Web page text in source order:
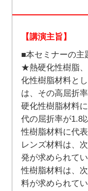
【講演主旨】
■本セミナーの主
★熱硬化性樹脂
化性樹脂材料と
は、その高屈折
硬化性樹脂材料
代の屈折率が1.8
性樹脂材料に代
レンズ材料は、
発が求められて
性樹脂材料は、
料が求められて